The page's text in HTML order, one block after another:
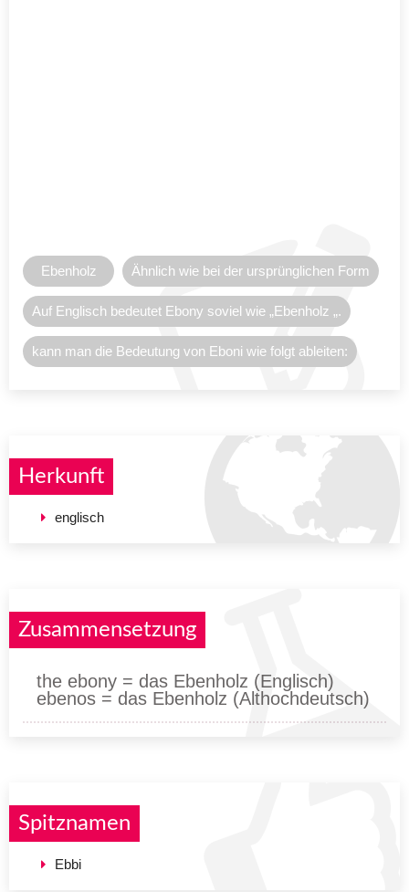
Ebenholz Ähnlich wie bei der ursprünglichen Form
Auf Englisch bedeutet Ebony soviel wie „Ebenholz „.
kann man die Bedeutung von Eboni wie folgt ableiten:
Herkunft
englisch
Zusammensetzung
the ebony = das Ebenholz (Englisch)
ebenos = das Ebenholz (Althochdeutsch)
Spitznamen
Ebbi